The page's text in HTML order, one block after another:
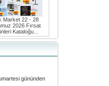
Market 22 - 28
2026 Fırsat
Kataloğu...
gününden